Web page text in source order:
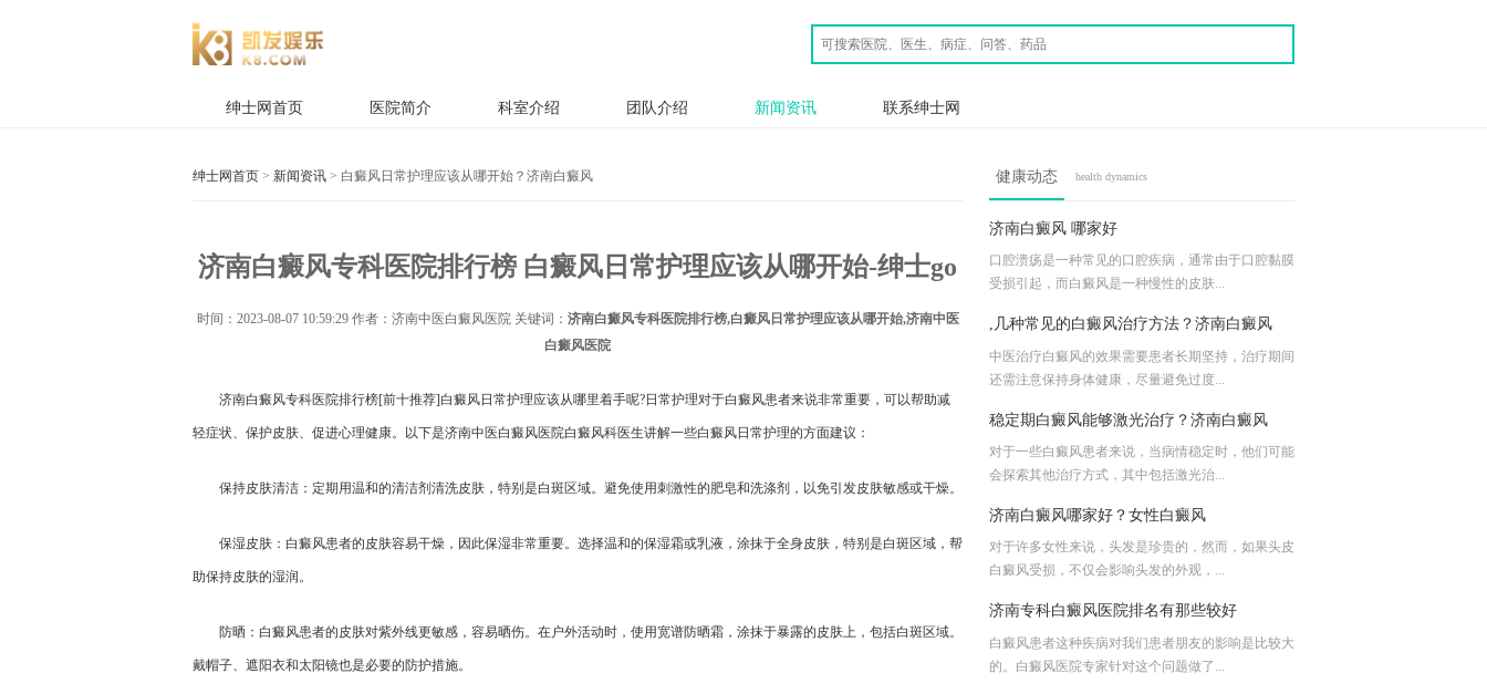
绅士网首页 医院简介 科室介绍 团队介绍 新闻资讯 联系绅士网
绅士网首页 > 新闻资讯 > 白癜风日常护理应该从哪开始？济南白癜风
济南白癜风专科医院排行榜 白癜风日常护理应该从哪开始-绅士go
时间： 2023-08-07 10:59:29作者：济南中医白癜风医院 关键词： 济南白癜风专科医院排行榜,白癜风日常护理应该从哪开始,济南中医
白癜风医院
济南白癜风专科医院排行榜[前十推荐]白癜风日常护理应该从哪里着手呢?日常护理对于白癜风患者来说非常重要，可以帮助减
轻症状、保护皮肤、促进心理健康。以下是济南中医白癜风医院白癜风科医生讲解一些白癜风日常护理的方面建议：
保持皮肤清洁：定期用温和的清洁剂清洗皮肤，特别是白斑区域。避免使用刺激性的肥皂和洗涤剂，以免引发皮肤敏感或干燥。
保湿皮肤：白癜风患者的皮肤容易干燥，因此保湿非常重要。选择温和的保湿霜或乳液，涂抹于全身皮肤，特别是白斑区域，帮
助保持皮肤的湿润。
防晒：白癜风患者的皮肤对紫外线更敏感，容易晒伤。在户外活动时，使用宽谱防晒霜，涂抹于暴露的皮肤上，包括白斑区域。
戴帽子、遮阳衣和太阳镜也是必要的防护措施。
健康动态 health dynamics
济南白癜风 哪家好
口腔溃疡是一种常见的口腔疾病，通常由于口腔黏膜
受损引起，而白癜风是一种慢性的皮肤...
,几种常见的白癜风治疗方法？济南白癜风
中医治疗白癜风的效果需要患者长期坚持，治疗期间
还需注意保持身体健康，尽量避免过度...
稳定期白癜风能够激光治疗？济南白癜风
对于一些白癜风患者来说，当病情稳定时，他们可能
会探索其他治疗方式，其中包括激光治...
济南白癜风哪家好？女性白癜风
对于许多女性来说，头发是珍贵的，然而，如果头皮
白癜风受损，不仅会影响头发的外观，...
济南专科白癜风医院排名有那些较好
白癜风患者这种疾病对我们患者朋友的影响是比较大
的。白癜风医院专家针对这个问题做了...